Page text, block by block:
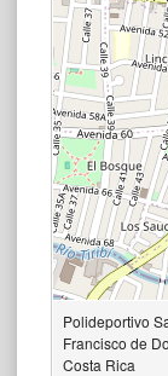
Polideportivo
Francisco de
Costa Rica